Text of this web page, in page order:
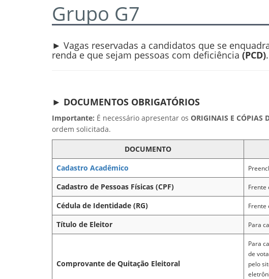
Grupo G7
► Vagas reservadas a candidatos que se
renda e que sejam pessoas com deficiência (PCD).
► DOCUMENTOS OBRIGATÓRIOS
Importante: É necessário apresentar os ORIGINAIS E CÓPIAS
ordem solicitada.
DOCUMENTO
Cadastro Acadêmico
Cadastro de Pessoas Físicas (CPF) Frente
Cédula de Identidade (RG) Frente
Título de Eleitor Para
Comprovante de Quitação Eleitoral
Para
de
pelo